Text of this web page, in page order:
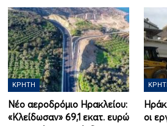
ΚΡΉΤΗ
Νέο αεροδρόμιο Ηρακλείου:
«Κλείδωσαν» 69,1 εκατ. ευρώ
οι